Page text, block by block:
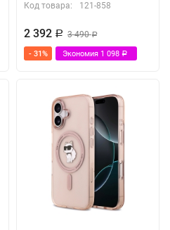
Код товара: 121-858
2 392 Р 3 490Р
- 31% Экономия 1 098 Р